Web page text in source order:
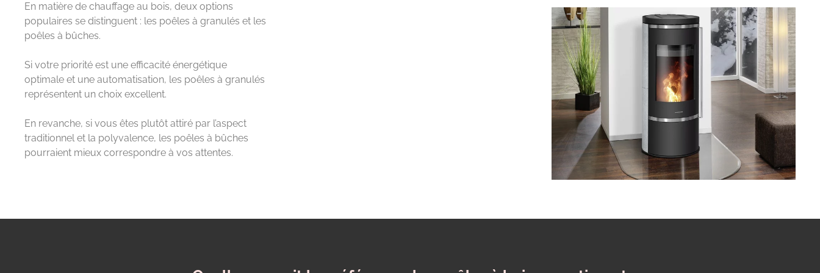
En matière de chauffage au bois, deux options
populaires se distinguent : les poêles à granulés et les
poêles à bûches.
Si votre priorité est une efficacité énergétique
optimale et une automatisation, les poêles à granulés
représentent un choix excellent.
En revanche, si vous êtes plutôt attiré par l’aspect
traditionnel et la polyvalence, les poêles à bûches
pourraient mieux correspondre à vos attentes.